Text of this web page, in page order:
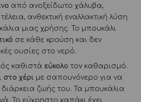
από ανοξείδωτο χάλυβα,
ανθεκτική εναλλακτική λύση
μιας χρήσης. Το μπουκάλι
σε κάθε κρούση και δεν
ουσίες στο νερό.
καθιστά εύκολο τον καθαρισμό.
στο χέρι με σαπουνόνερο για να
διάρκεια ζωής του. Τα μπουκάλια
Το εύχρηστο καπάκι έχει